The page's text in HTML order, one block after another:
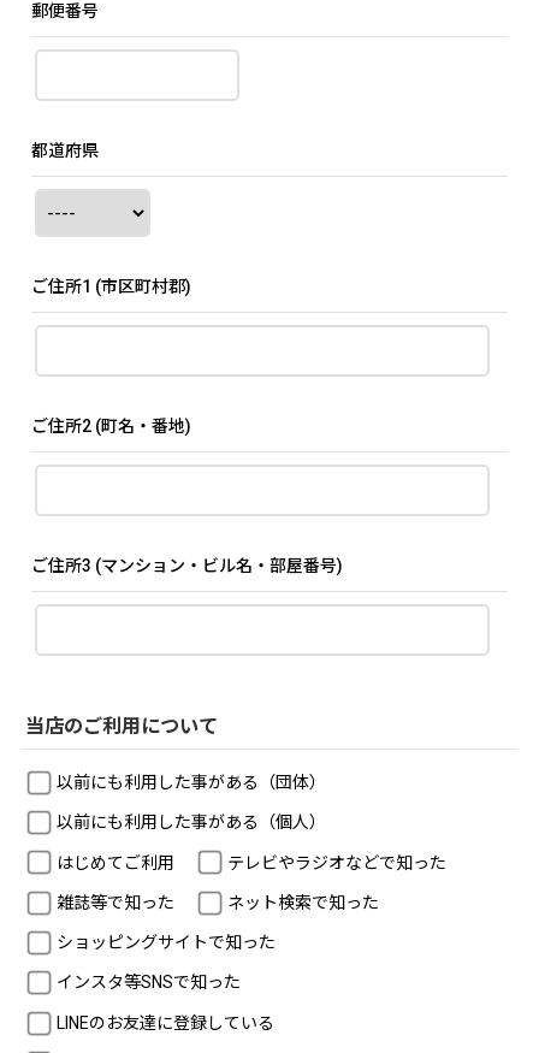
郵便番号
都道府県
ご住所1 (市区町村郡)
ご住所2 (町名・番地)
ご住所3 (マンション・ビル名・部屋番号)
当店のご利用について
以前にも利用した事がある（団体）
以前にも利用した事がある（個人）
はじめてご利用 テレビやラジオなどで知った
雑誌等で知った ネット検索で知った
ショッピングサイトで知った
インスタ等SNSで知った
LINEのお友達に登録している